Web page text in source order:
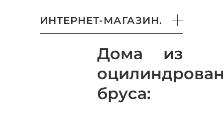
ИНТЕРНЕТ-МАГАЗИН.
Дома из
бруса: